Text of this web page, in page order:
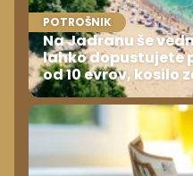
POTROŠNIK
Na Jadranu še
lahko dopustujete
od 10 evrov, kosilo